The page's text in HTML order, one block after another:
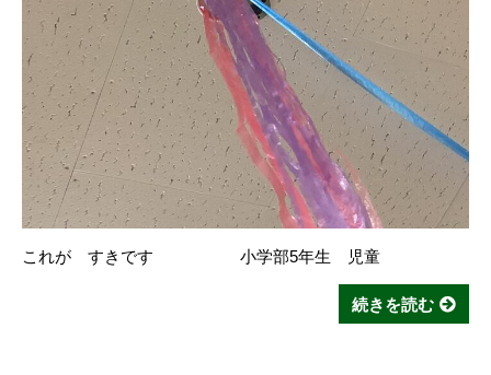
これが すきです 小学部5年生 児童
続きを読む